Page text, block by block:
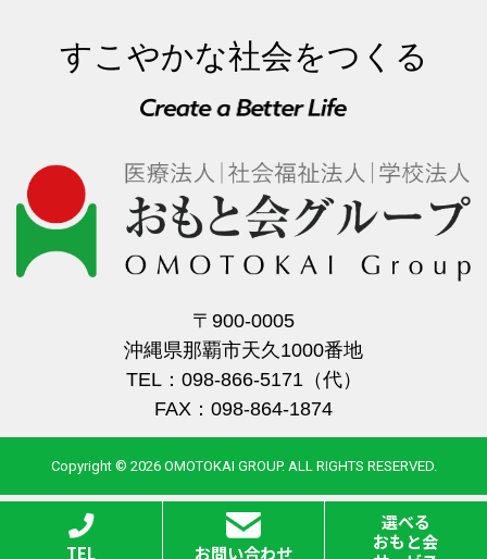
すこやかな社会をつくる
〒900-0005
沖縄県那覇市天久1000番地
TEL：098-866-5171（代）
FAX：098-864-1874
Copyright © 2026 OMOTOKAI GROUP. ALL RIGHTS RESERVED.
TEL お問い合わせ
選べる
おもと会